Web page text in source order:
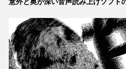
意外と奥が深い音声読み上げソフト